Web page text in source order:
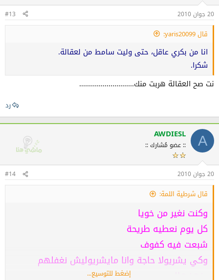
20 جوان 2010 #13
قال yaris20099:
انا من بكري عاقل، حتى وليت سامط من لعقالة.
شكرا.
نت صح العقالة هربت منك............................
رد
A
AWDIESL
:: عضو مُشارك ::
20 جوان 2010 #14
قال شرطية اللمة:
وكنت نغير من خويا
كل يوم نعطيه طريحة
شبعت فيه كفوف
وكي يشريولا حاجة وانا مايشريوليش نغفلهم
إضغط للتوسيع...